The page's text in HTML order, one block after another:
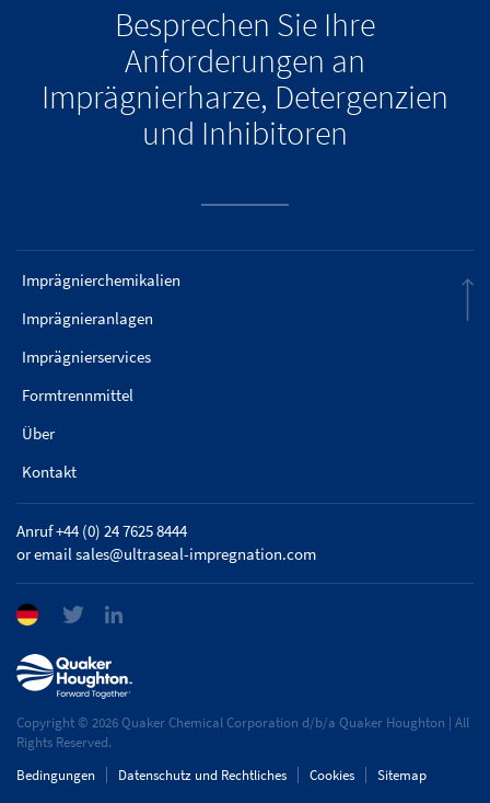
Besprechen Sie Ihre
Anforderungen an
Imprägnierharze, Detergenzien
und Inhibitoren
Imprägnierchemikalien
Imprägnieranlagen
Imprägnierservices
Formtrennmittel
Über
Kontakt
Anruf +44 (0) 24 7625 8444
or emailsales@ultraseal-impregnation.com
Copyright © 2026 Quaker Chemical Corporation d/b/a Quaker Houghton | All
Rights Reserved.
Bedingungen
Datenschutz und Rechtliches Cookies Sitemap